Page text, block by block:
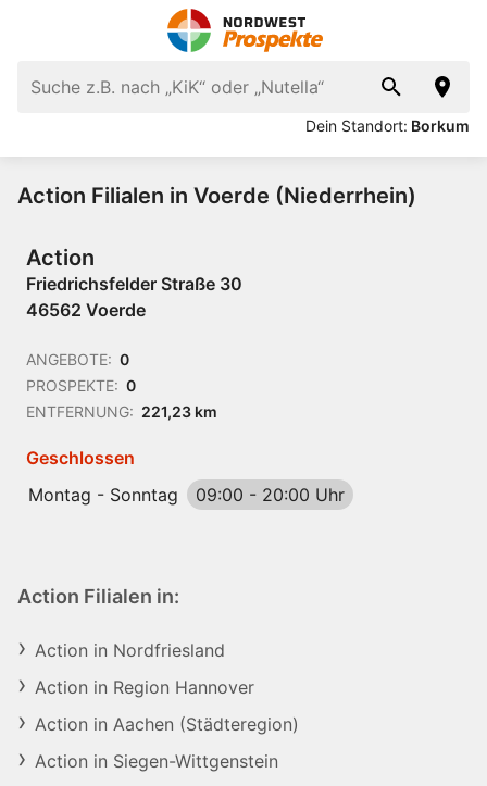
Dein Standort: Borkum
Action Filialen in Voerde (Niederrhein)
Action
Friedrichsfelder Straße 30
46562 Voerde
ANGEBOTE: 0
PROSPEKTE: 0
ENTFERNUNG: 221,23 km
Geschlossen
Montag - Sonntag
09:00 - 20:00 Uhr
Action Filialen in:
Action in Nordfriesland
Action in Region Hannover
Action in Aachen (Städteregion)
Action in Siegen-Wittgenstein